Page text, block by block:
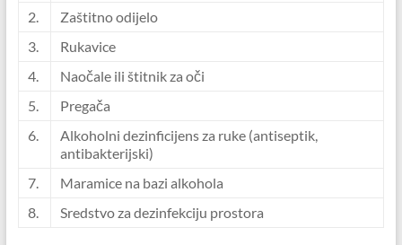
2.
Zaštitno odijelo
3.
Rukavice
4.
Naočale ili štitnik za oči
5.
Pregača
6.
Alkoholni dezinficijens za ruke (antiseptik,
antibakterijski)
7.
Maramice na bazi alkohola
8.
Sredstvo za dezinfekciju prostora